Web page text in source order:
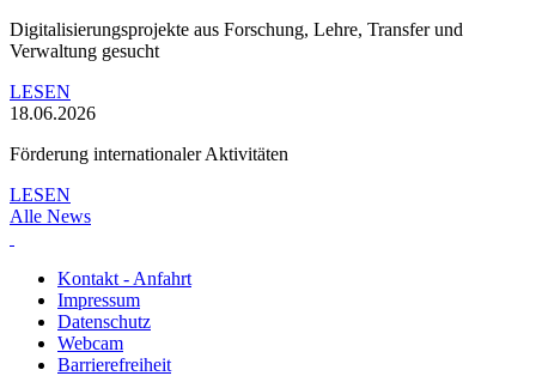
Digitalisierungsprojekte aus Forschung, Lehre, Transfer und
Verwaltung gesucht
LESEN
18.06.2026
Förderung internationaler Aktivitäten
LESEN
Alle News
Kontakt - Anfahrt
Impressum
Datenschutz
Webcam
Barrierefreiheit